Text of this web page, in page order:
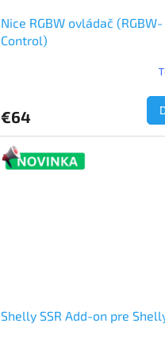
Nice RGBW ovládač (RGBW-
Control)
€64
Shelly SSR Add-on pre